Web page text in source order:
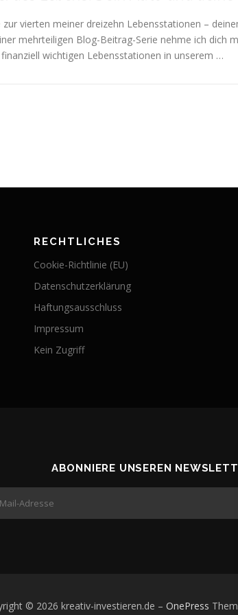
zur vierten meiner dreizehn Lebensstationen –
mehrteiligen Blog-Beitrag-Serie nehme ich dich
wichtigen Lebensstationen in unserem …
RECHTLICHES
Cookie-Richtlinie (EU)
Datenschutzerklärung
Haftungsausschluss
Impressum
Kein Zugriff
ABONNIERE UNSEREN
© 2026 kreativ-investieren.de – OnePress